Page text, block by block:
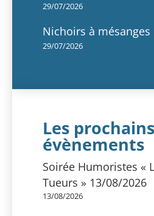
29/07/2026
Nichoirs à mésanges
29/07/2026
Les prochains
évènements
Soirée Humoristes «
Tueurs » 13/08/2026
13/08/2026